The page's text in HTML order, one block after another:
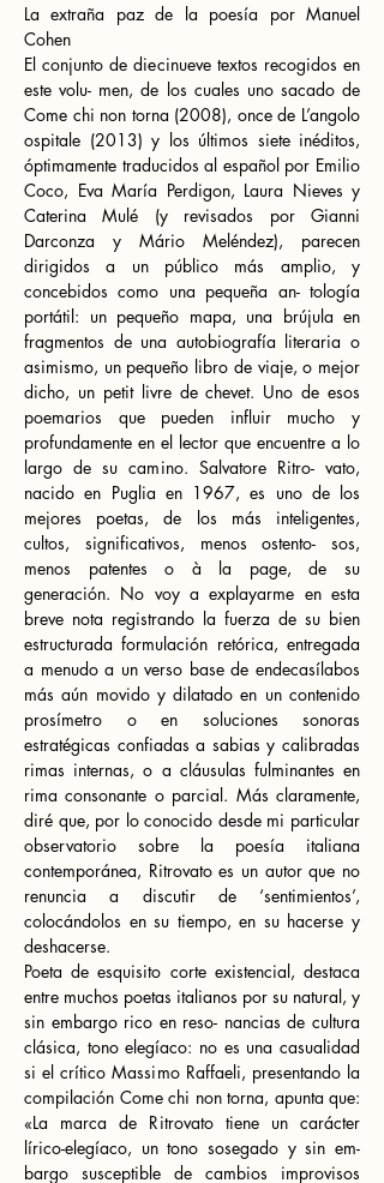
La extraña paz de la poesía por Manuel
Cohen
El conjunto de diecinueve textos recogidos en
este volu- men, de los cuales uno sacado de
Come chi non torna (2008), once de L’angolo
ospitale (2013) y los últimos siete inéditos,
óptimamente traducidos al español por Emilio
Coco, Eva María Perdigon, Laura Nieves y
Caterina Mulé (y revisados por Gianni
Darconza y Mário Meléndez), parecen
dirigidos a un público más amplio, y
concebidos como una pequeña an- tología
portátil: un pequeño mapa, una brújula en
fragmentos de una autobiografía literaria o
asimismo, un pequeño libro de viaje, o mejor
dicho, un petit livre de chevet. Uno de esos
poemarios que pueden influir mucho y
profundamente en el lector que encuentre a lo
largo de su camino. Salvatore Ritro- vato,
nacido en Puglia en 1967, es uno de los
mejores poetas, de los más inteligentes,
cultos, significativos, menos ostento- sos,
menos patentes o à la page, de su
generación. No voy a explayarme en esta
breve nota registrando la fuerza de su bien
estructurada formulación retórica, entregada
a menudo a un verso base de endecasílabos
más aún movido y dilatado en un contenido
prosímetro o en soluciones sonoras
estratégicas confiadas a sabias y calibradas
rimas internas, o a cláusulas fulminantes en
rima consonante o parcial. Más claramente,
diré que, por lo conocido desde mi particular
observatorio sobre la poesía italiana
contemporánea, Ritrovato es un autor que no
renuncia a discutir de ‘sentimientos’,
colocándolos en su tiempo, en su hacerse y
deshacerse.
Poeta de esquisito corte existencial, destaca
entre muchos poetas italianos por su natural, y
sin embargo rico en reso- nancias de cultura
clásica, tono elegíaco: no es una casualidad
si el crítico Massimo Raffaeli, presentando la
compilación Come chi non torna, apunta que:
«La marca de Ritrovato tiene un carácter
lírico-elegíaco, un tono sosegado y sin em-
bargo susceptible de cambios improvisos